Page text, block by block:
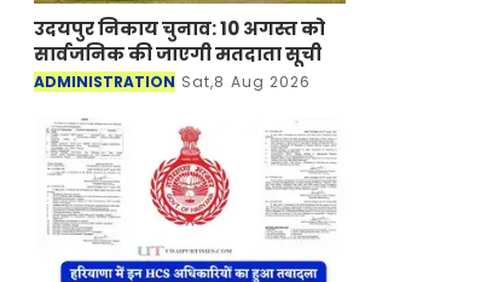
उदयपुर निकाय चुनाव: 10 अगस्त को
सार्वजनिक की जाएगी मतदाता सूची
ADMINISTRATION Sat,8 Aug 2026